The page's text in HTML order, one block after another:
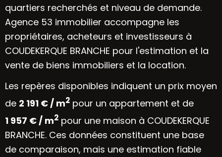
quartiers recherchés et niveau de demande.
Agence 53 immobilier accompagne les
propriétaires, acheteurs et investisseurs à
COUDEKERQUE BRANCHE pour l'estimation et la
vente de biens immobiliers et la location.
Les repères disponibles indiquent un prix moyen
de 2 191 € / m2 pour un appartement et de
1 957 € / m2 pour une maison à COUDEKERQUE
BRANCHE. Ces données constituent une base
de comparaison, mais une estimation fiable